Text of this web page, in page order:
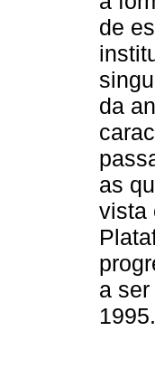
de
da
as
vista
a
1995.